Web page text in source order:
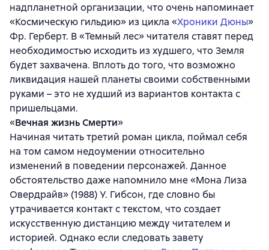
надпланетной организации, что очень напоминает
«Космическую гильдию» из цикла «Хроники Дюны»
Фр. Герберт. В «Темный лес» читателя ставят перед
необходимостью исходить из худшего, что Земля
будет захвачена. Вплоть до того, что возможно
ликвидация нашей планеты своими собственными
руками – это не худший из вариантов контакта с
пришельцами.
«Вечная жизнь Смерти»
Начиная читать третий роман цикла, поймал себя
на том самом недоумении относительно
изменений в поведении персонажей. Данное
обстоятельство даже напомнило мне «Мона Лиза
Овердрайв» (1988) У. Гибсон, где словно бы
утрачивается контакт с текстом, что создает
искусственную дистанцию между читателем и
историей. Однако если следовать завету